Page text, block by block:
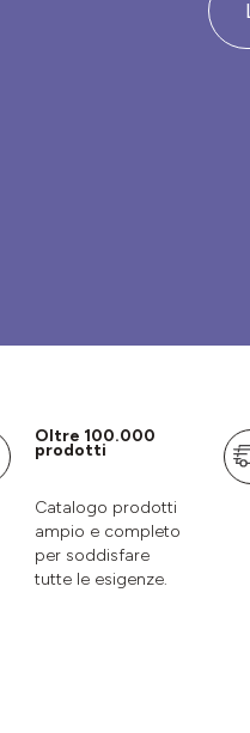
Oltre 100.000
prodotti
Catalogo prodotti
ampio e completo
per soddisfare
tutte le esigenze.